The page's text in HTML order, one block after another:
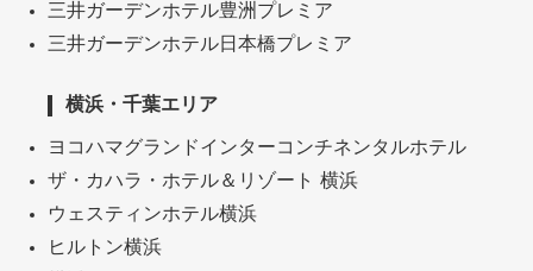
三井ガーデンホテル豊洲プレミア
三井ガーデンホテル日本橋プレミア
横浜・千葉エリア
ヨコハマグランドインターコンチネンタルホテル
ザ・カハラ・ホテル＆リゾート 横浜
ウェスティンホテル横浜
ヒルトン横浜